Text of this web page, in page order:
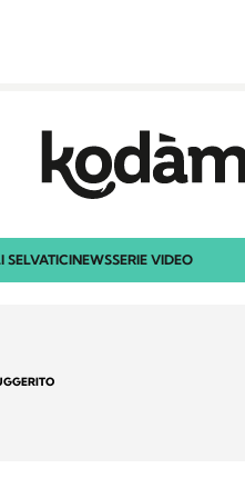
SELVATICINEWSSERIE VIDEO